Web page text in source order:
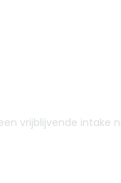
vrijblijvende intake